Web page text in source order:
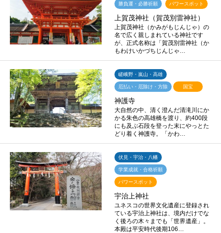
勝負運・必勝祈願 パワースポット
上賀茂神社（賀茂別雷神社）
上賀茂神社（かみがもじんじゃ）の
名で広く親しまれている神社です
が、正式名称は「賀茂別雷神社（か
もわけいかづちじんじゃ…
嵯峨野・嵐山・高雄
厄払い・厄除け・方除 国宝
神護寺
大自然の中、清く澄んだ清滝川にか
かる朱色の高雄橋を渡り、約400段
にも及ぶ石段を登った末にやっとた
どり着く神護寺。「かわ…
伏見・宇治・八幡
学業成就・合格祈願
パワースポット
宇治上神社
ユネスコの世界文化遺産に登録され
ている宇治上神社は、境内だけでな
く後ろの木々までも「世界遺産」。
本殿は平安時代後期106…